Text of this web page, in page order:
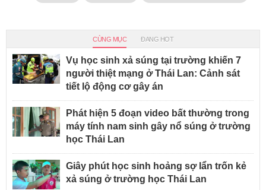
CÙNG MỤC ĐANG HOT
Vụ học sinh xả súng tại trường khiến 7
người thiệt mạng ở Thái Lan: Cảnh sát
tiết lộ động cơ gây án
Phát hiện 5 đoạn video bất thường trong
máy tính nam sinh gây nổ súng ở trường
học Thái Lan
Giây phút học sinh hoảng sợ lẩn trốn kẻ
xả súng ở trường học Thái Lan